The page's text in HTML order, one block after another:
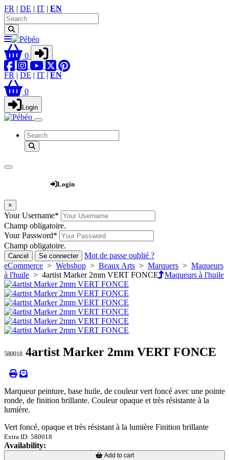
FR | DE | IT | EN
0
FR | DE | IT | EN
0
Login
Login
×
Your Username*
Champ obligatoire.
Your Password*
Champ obligatoire.
Cancel Se connecter
Mot de passe oublié ?
eCommerce > Webshop > Beaux Arts > Marquers > Maqueurs
à l'huile > 4artist Marker 2mm VERT FONCE Maqueurs à l'huile
580018 4artist Marker 2mm VERT FONCE
Marqueur peinture, base huile, de couleur vert foncé avec une pointe
ronde, de finition brillante. Couleur opaque et très résistante à la
lumière.
Vert foncé, opaque et très résistant à la lumière Finition brillante
Extra ID: 580018
Availability:
Loading...
Loading... Add to cart